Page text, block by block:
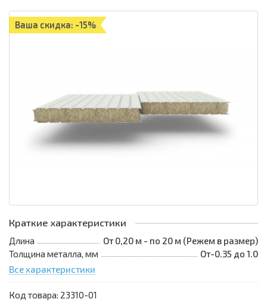
Ваша скидка: -15%
Краткие характеристики
Длина
От 0,20 м - по 20 м (Режем в размер)
Толщина металла, мм
От-0.35 до 1.0
Все характеристики
Код товара: 23310-01